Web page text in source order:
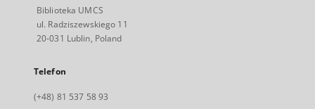
Biblioteka UMCS
ul. Radziszewskiego 11
20-031 Lublin, Poland
Telefon
(+48) 81 537 58 93